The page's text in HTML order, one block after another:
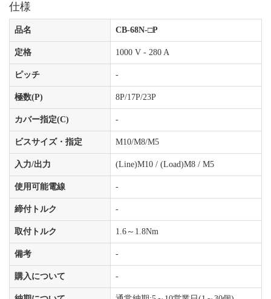
仕様
品名 CB-68N-□P
定格 1000 V - 280 A
ピッチ -
極数(P) 8P/17P/23P
カバー指定(C) -
ビスサイズ・指定 M10/M8/M5
入力/出力 (Line)M10 / (Load)M8 / M5
使用可能電線 -
締付トルク -
取付トルク 1.6～1.8Nm
備考 -
購入について -